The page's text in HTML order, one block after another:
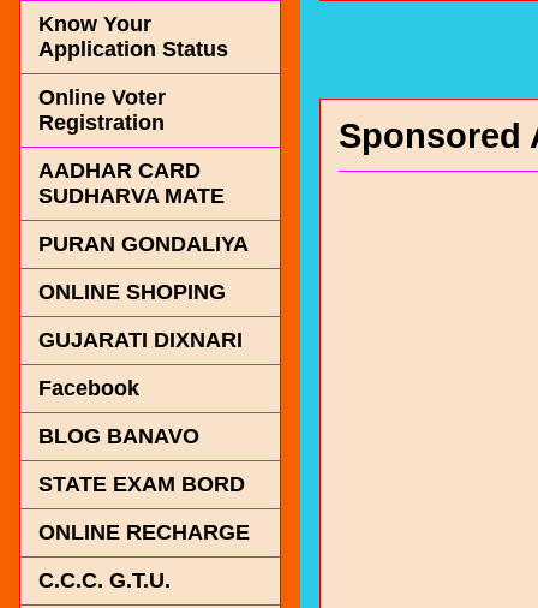
Sponsored
Know Your
Application Status
Online Voter
Registration
AADHAR CARD
SUDHARVA MATE
PURAN GONDALIYA
ONLINE SHOPING
GUJARATI DIXNARI
Facebook
BLOG BANAVO
STATE EXAM BORD
ONLINE RECHARGE
C.C.C. G.T.U.